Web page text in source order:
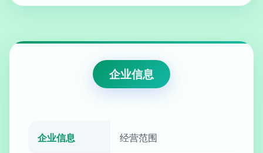
企业信息
企业信息 经营范围